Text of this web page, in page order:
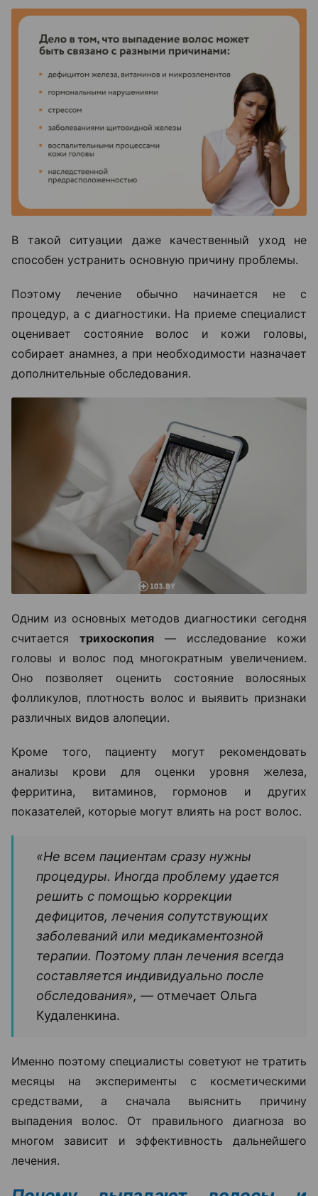
В такой ситуации даже качественный уход не
способен устранить основную причину проблемы.
Поэтому лечение обычно начинается не с
процедур, а с диагностики. На приеме специалист
оценивает состояние волос и кожи головы,
собирает анамнез, а при необходимости назначает
дополнительные обследования.
Одним из основных методов диагностики сегодня
считается трихоскопия — исследование кожи
головы и волос под многократным увеличением.
Оно позволяет оценить состояние волосяных
фолликулов, плотность волос и выявить признаки
различных видов алопеции.
Кроме того, пациенту могут рекомендовать
анализы крови для оценки уровня железа,
ферритина, витаминов, гормонов и других
показателей, которые могут влиять на рост волос.
«Не всем пациентам сразу нужны
процедуры. Иногда проблему удается
решить с помощью коррекции
дефицитов, лечения сопутствующих
заболеваний или медикаментозной
терапии. Поэтому план лечения всегда
составляется индивидуально после
обследования», — отмечает Ольга
Кудаленкина.
Именно поэтому специалисты советуют не тратить
месяцы на эксперименты с косметическими
средствами, а сначала выяснить причину
выпадения волос. От правильного диагноза во
многом зависит и эффективность дальнейшего
лечения.